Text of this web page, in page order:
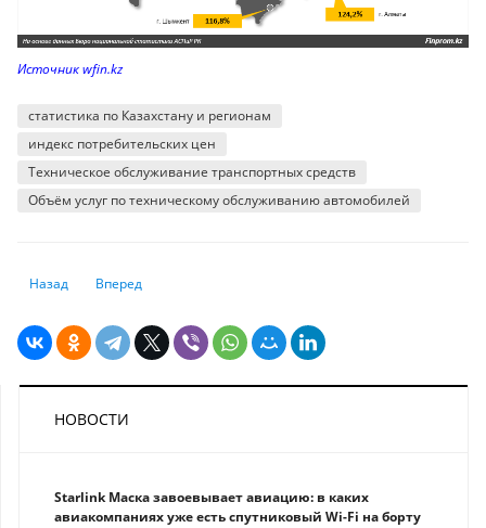
Источник wfin.kz
статистика по Казахстану и регионам
индекс потребительских цен
Техническое обслуживание транспортных средств
Объём услуг по техническому обслуживанию автомобилей
Предыдущий: Рэнкинг казахстанских банков по активам: за год
Назад Следующий: Нет спроса на юань? Нетто-продажи
Вперед
НОВОСТИ
Starlink Маска завоевывает авиацию: в каких
авиакомпаниях уже есть спутниковый Wi-Fi на борту